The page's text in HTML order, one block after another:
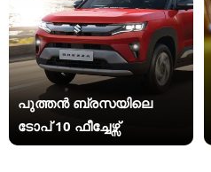
പുത്തൻ ബ്രസയിലെ
ടോപ് 10 ഫീച്ചേഴ്സ്